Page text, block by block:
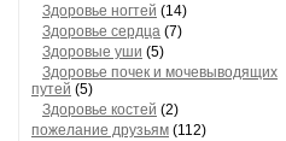
Здоровье ногтей (14)
Здоровье сердца (7)
Здоровые уши (5)
Здоровье почек и мочевыводящих
путей (5)
Здоровье костей (2)
пожелание друзьям (112)